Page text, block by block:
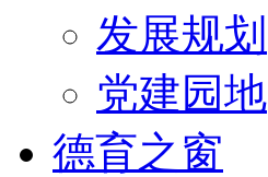
发展规划
党建园地
德育之窗